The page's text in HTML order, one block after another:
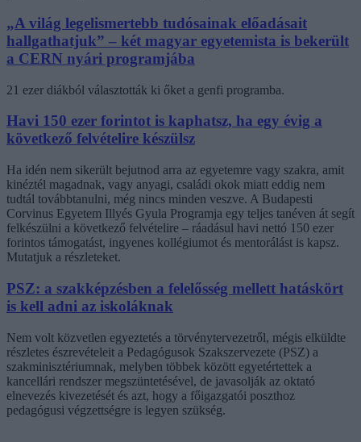
„A világ legelismertebb tudósainak előadásait
hallgathatjuk” – két magyar egyetemista is bekerült
a CERN nyári programjába
21 ezer diákból választották ki őket a genfi programba.
Havi 150 ezer forintot is kaphatsz, ha egy évig a
következő felvételire készülsz
Ha idén nem sikerült bejutnod arra az egyetemre vagy szakra, amit
kinéztél magadnak, vagy anyagi, családi okok miatt eddig nem
tudtál továbbtanulni, még nincs minden veszve. A Budapesti
Corvinus Egyetem Illyés Gyula Programja egy teljes tanéven át segít
felkészülni a következő felvételire – ráadásul havi nettó 150 ezer
forintos támogatást, ingyenes kollégiumot és mentorálást is kapsz.
Mutatjuk a részleteket.
PSZ: a szakképzésben a felelősség mellett hatáskört
is kell adni az iskoláknak
Nem volt közvetlen egyeztetés a törvénytervezetről, mégis elküldte
részletes észrevételeit a Pedagógusok Szakszervezete (PSZ) a
szakminisztériumnak, melyben többek között egyetértettek a
kancellári rendszer megszüntetésével, de javasolják az oktató
elnevezés kivezetését és azt, hogy a főigazgatói poszthoz
pedagógusi végzettségre is legyen szükség.